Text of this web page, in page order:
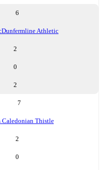
6
Dunfermline Athletic
2
0
2
7
Caledonian Thistle
2
0